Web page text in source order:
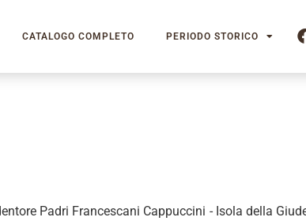
CATALOGO COMPLETO PERIODO STORICO
Padri Francescani Cappuccini - Isola della